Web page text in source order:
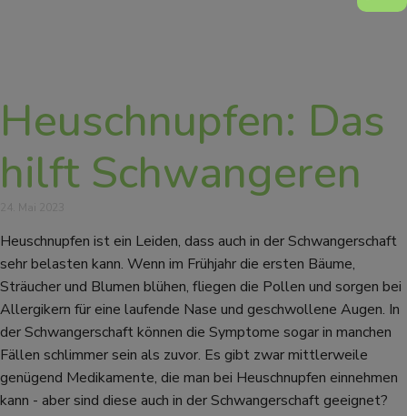
Heuschnupfen: Das
hilft Schwangeren
Heuschnupfen ist ein Leiden, dass auch in der Schwangerschaft
sehr belasten kann. Wenn im Frühjahr die ersten Bäume,
Sträucher und Blumen blühen, fliegen die Pollen und sorgen bei
Allergikern für eine laufende Nase und geschwollene Augen. In
der Schwangerschaft können die Symptome sogar in manchen
Fällen schlimmer sein als zuvor. Es gibt zwar mittlerweile
genügend Medikamente, die man bei Heuschnupfen einnehmen
kann - aber sind diese auch in der Schwangerschaft geeignet?